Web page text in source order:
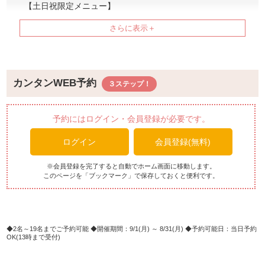
【土日祝限定メニュー】
県産豚のステーキ
【温 物】シシャモ磯辺揚げ／茸の玉子とじ蟹蒲とニラの
和風餡／牛バラ焼肉／鶏もも肉の塩焼きトマト餡かけ／野
菜炒め／茶碗蒸し
【しゃぶしゃぶ】豚ロース肉 / 白菜 / えのき / 豆笛 / 葱 /
【握り寿司】 鮪 / 海老 / サーモン / 白身 / 中巻き
【御飯物】白米 / 和風カレー
【汁物】 味噌汁 / 冷し日本そば
＊メニュー内容は予告なく変更になる場合がございます。
カンタンWEB予約
予約にはログイン・会員登録が必要です。
ログイン 会員登録(無料)
※会員登録を完了すると自動でホーム画面に移動します。
このページを「ブックマーク」で保存しておくと便利です。
2名～19名までご予約可能 開催期間：9/1(月) ～ 8/31(月)
予約可能日：当日予約
OK(13時まで受付)